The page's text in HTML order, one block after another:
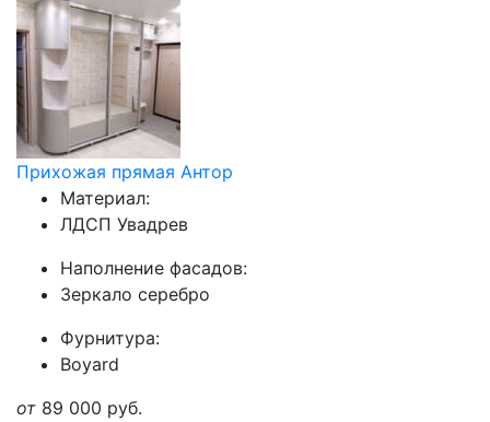
Прихожая прямая Антор
Материал:
ЛДСП Увадрев
Наполнение фасадов:
Зеркало серебро
Фурнитура:
Boyard
от 89 000 руб.